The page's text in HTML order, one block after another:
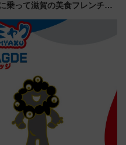
乗って滋賀の美食フレンチを
52席の至福」で味わう近江牛
伝統文化の特別コラボ